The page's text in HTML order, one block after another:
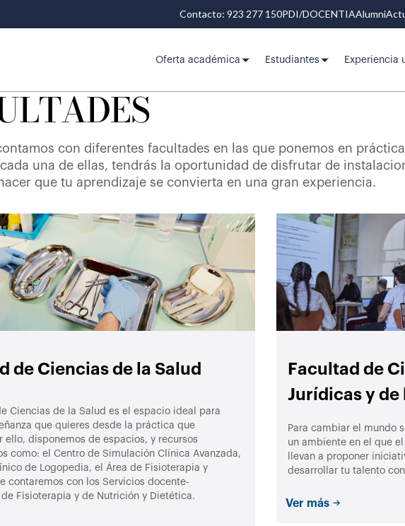
Contacto: 923 277 150PDI/DOCENTIAAlumni
Oferta académica Estudiantes Experiencia
con diferentes facultades en las que ponemos en
una de ellas, tendrás la oportunidad de disfrutar de
que tu aprendizaje se convierta en una gran experiencia.
de Ciencias de la Salud
Ciencias de la Salud es el espacio ideal para
que quieres desde la práctica que
ello, disponemos de espacios, y recursos
como: el Centro de Simulación Clínica Avanzada,
de Logopedia, el Área de Fisioterapia y
contaremos con los Servicios docente-
Fisioterapia y de Nutrición y Dietética.
Facultad de
Jurídicas y de
Para cambiar el mundo
un ambiente en el que
llevan a proponer
desarrollar tu talento
Ver más